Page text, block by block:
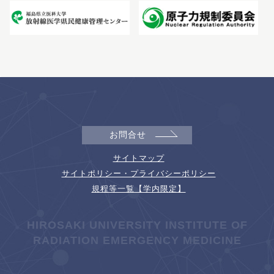
お問合せ
サイトマップ
サイトポリシー・プライバシーポリシー
規程等一覧【学内限定】
HIROSAKI UNIVERSITY INSTITUTE OF
RADIATION EMERGENCY MEDICINE